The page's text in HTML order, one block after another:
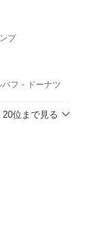
プ
フ
ドーナツ
20位まで見る